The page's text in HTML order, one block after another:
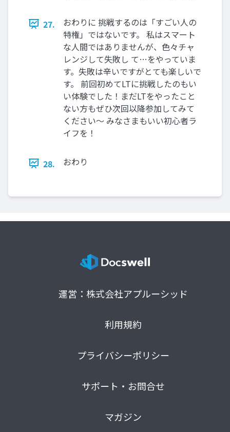
27.
おわりに 挑戦するのは「すごい人の
特権」ではないです。 私はスマート
な人間ではありませんが、色々チャ
レンジして失敗し て…をやっていま
す。失敗は辛いですがとても楽しいで
す。 前回初めてLTに挑戦したのもい
い体験でした！まだLTをやったこと
ない方もぜひ次回以降参加してみて
ください〜 みなさまもいい初心者ラ
イフを！
28. おわり
運営：株式会社アプルーシッド
利用規約
プライバシーポリシー
サポート・お問合せ
マガジン